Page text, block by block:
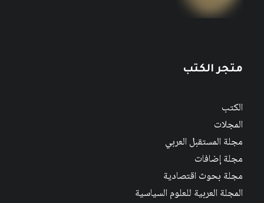
متجر الكتب
الكتب
المجلات
مجلة المستقبل العربي
مجلة إضافات
مجلة بحوث اقتصادية
المجلة العربية للعلوم السياسية